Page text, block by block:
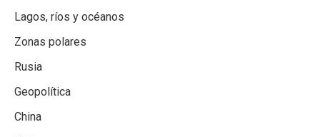
Lagos, ríos y océanos
Zonas polares
Rusia
Geopolítica
China